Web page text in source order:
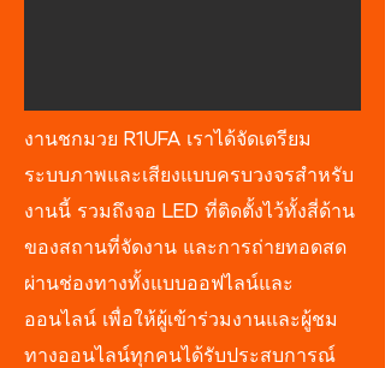
งานชกมวย R1UFA เราได้จัดเตรียม
ระบบภาพและเสียงแบบครบวงจรสำหรับ
งานนี้ รวมถึงจอ LED ที่ติดตั้งไว้ทั้งสี่ด้าน
ของสถานที่จัดงาน และการถ่ายทอดสด
ผ่านช่องทางทั้งแบบออฟไลน์และ
ออนไลน์ เพื่อให้ผู้เข้าร่วมงานและผู้ชม
ทางออนไลน์ทุกคนได้รับประสบการณ์